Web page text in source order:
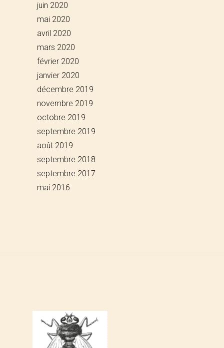
juin 2020
mai 2020
avril 2020
mars 2020
février 2020
janvier 2020
décembre 2019
novembre 2019
octobre 2019
septembre 2019
août 2019
septembre 2018
septembre 2017
mai 2016